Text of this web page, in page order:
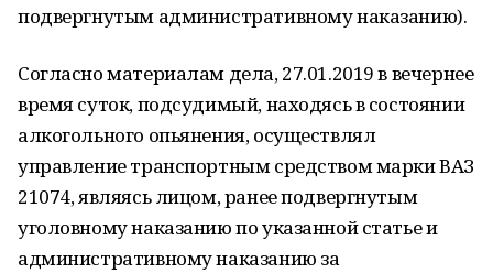
подвергнутым административному наказанию).
Согласно материалам дела, 27.01.2019 в вечернее
время суток, подсудимый, находясь в состоянии
алкогольного опьянения, осуществлял
управление транспортным средством марки ВАЗ
21074, являясь лицом, ранее подвергнутым
уголовному наказанию по указанной статье и
административному наказанию за